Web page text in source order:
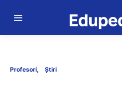
Profesori Știri